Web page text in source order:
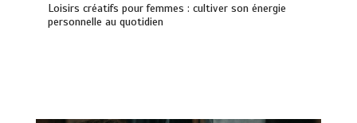
Loisirs créatifs pour femmes : cultiver son énergie
personnelle au quotidien